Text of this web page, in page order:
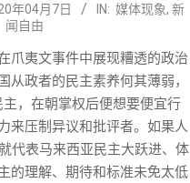
年04月7日 IN: 媒体现象, 新
闻自由
爪夷文事件中展现糟透的政治
从政者的民主素养何其薄弱，
，在朝掌权后便想要便宜行
来压制异议和批评者。如果人
代表马来西亚民主大跃进、体
的理解、期待和标准未免太低